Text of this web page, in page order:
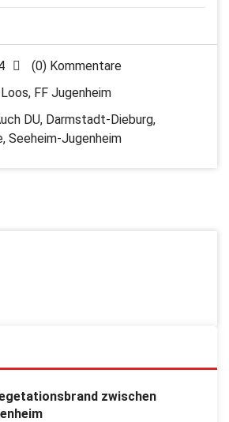
(0) Kommentare
FF Jugenheim
DU, Darmstadt-Dieburg,
, Seeheim-Jugenheim
zwischen